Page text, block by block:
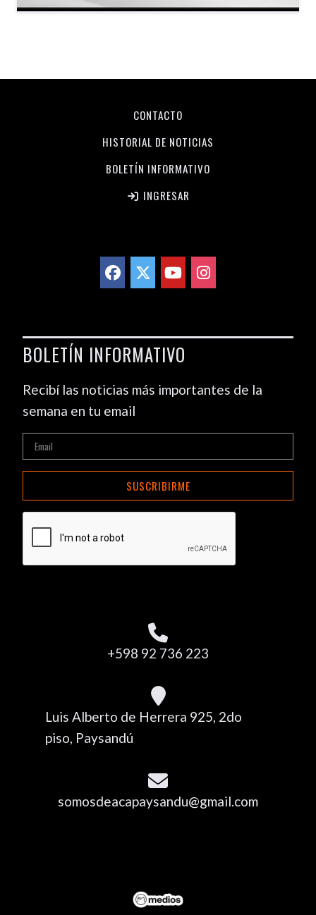
CONTACTO
HISTORIAL DE NOTICIAS
BOLETÍN INFORMATIVO
INGRESAR
BOLETÍN INFORMATIVO
Recibí las noticias más importantes de la
semana en tu email
SUSCRIBIRME
+598 92 736 223
Luis Alberto de Herrera 925, 2do
piso, Paysandú
somosdeacapaysandu@gmail.com